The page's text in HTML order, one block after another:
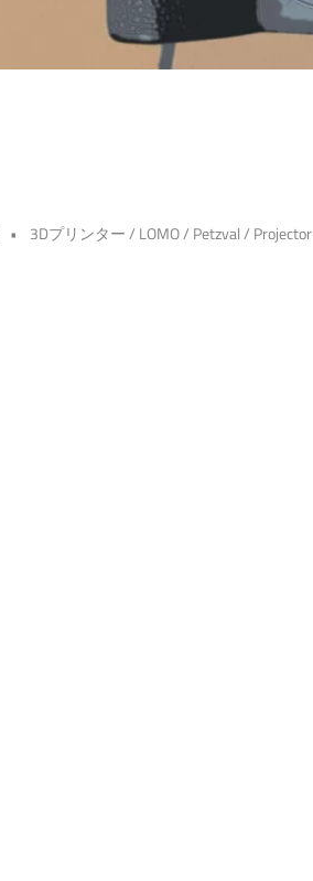
3Dプリンター/ LOMO/ Petzval/ Projector